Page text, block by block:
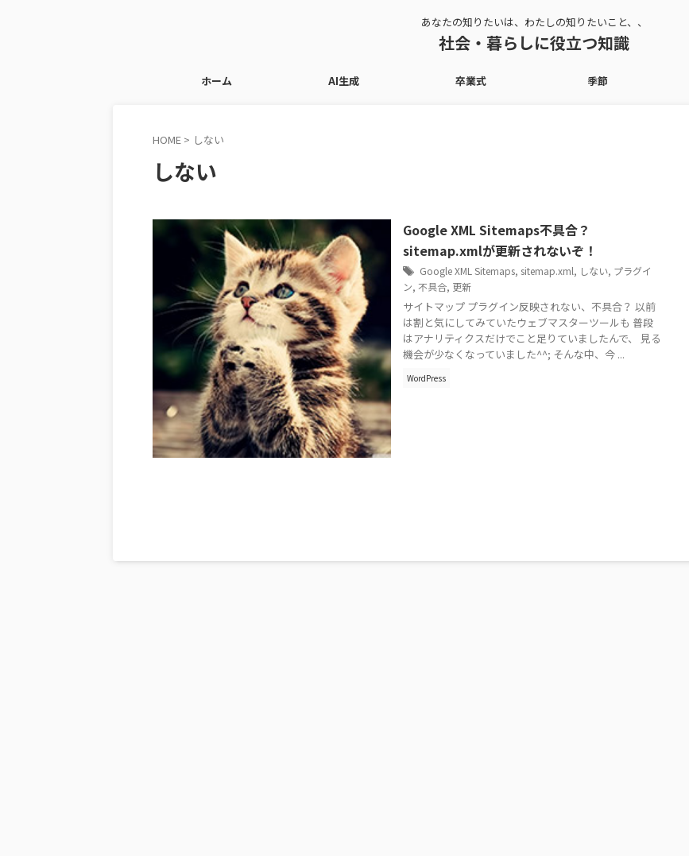
あなたの知りたいは、わたしの知りたいこと、、
社会・暮らしに役立つ知識
ホーム AI生成 卒業式 季節
HOME > しない
しない
Google XML Sitemaps不具合？
sitemap.xmlが更新されないぞ！
Google XML Sitemaps, sitemap.xml, しない, プラグイ
ン, 不具合, 更新
サイトマップ プラグイン反映されない、不具合？ 以前
は割と気にしてみていたウェブマスターツールも 普段
はアナリティクスだけでこと足りていましたんで、 見る
機会が少なくなっていました^^; そんな中、今 ...
WordPress